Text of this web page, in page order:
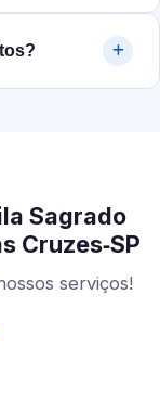
Sagrado
Cruzes‑SP
serviços!